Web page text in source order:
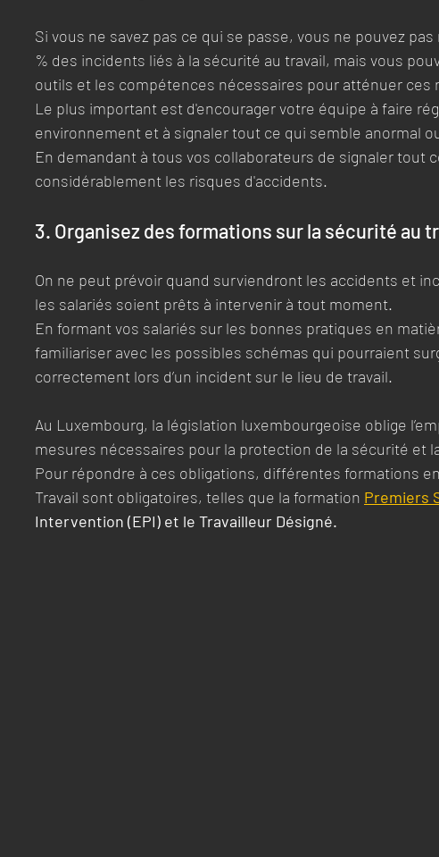
Si vous ne savez pas ce qui se passe, vous ne pouvez
% des incidents liés à la sécurité au travail, mais vous
outils et les compétences nécessaires pour atténuer ces
Le plus important est d'encourager votre équipe à faire
environnement et à signaler tout ce qui semble anormal
En demandant à tous vos collaborateurs de signaler tout
considérablement les risques d'accidents.
3. Organisez des formations sur la sécurité au
On ne peut prévoir quand surviendront les accidents et
les salariés soient prêts à intervenir à tout moment.
En formant vos salariés sur les bonnes pratiques en
familiariser avec les possibles schémas qui pourraient
correctement lors d’un incident sur le lieu de travail.
Au Luxembourg, la législation luxembourgeoise oblige
mesures nécessaires pour la protection de la sécurité et
Pour répondre à ces obligations, différentes formations
Travail sont obligatoires, telles que la formation Premiers
Intervention (EPI) et le Travailleur Désigné.